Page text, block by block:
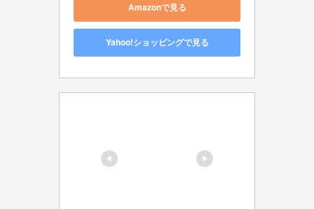
Amazonで見る
Yahoo!ショッピングで見る